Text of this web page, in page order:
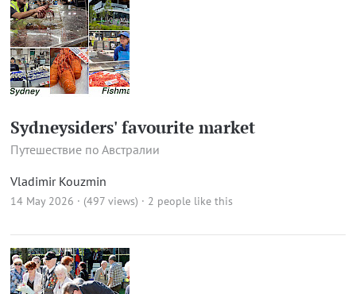
Sydneysiders' favourite market
Путешествие по Австралии
Vladimir Kouzmin
14 May 2026 · (497 views) · 2 people like this